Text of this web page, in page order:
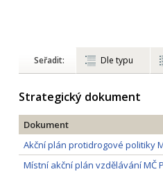
Seřadit: Dle typu
Strategický dokument
Dokument
Akční plán protidrogové politiky
Místní akční plán vzdělávání MČ